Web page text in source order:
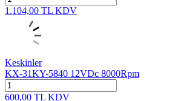
1.104,00 TL KDV
Keskinler
KX-31KY-5840 12VDc 8000Rpm
600,00 TL KDV